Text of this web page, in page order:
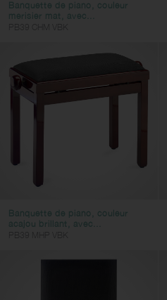
Banquette de piano, couleur
merisier mat, avec...
Banquette de piano, couleur
acajou brillant, avec...